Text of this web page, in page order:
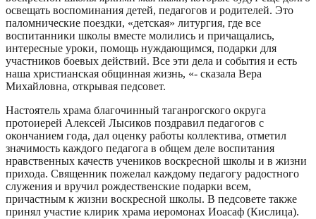
освещать воспоминания детей, педагогов и родителей. Это
паломнические поездки, «детская» литургия, где все
воспитанники школы вместе молились и причащались,
интересные уроки, помощь нуждающимся, подарки для
участников боевых действий. Все эти дела и события и есть
наша христианская общинная жизнь, «- сказала Вера
Михайловна, открывая педсовет.
Настоятель храма благочинный таганрогского округа
протоиерей Алексей Лысиков поздравил педагогов с
окончанием года, дал оценку работы коллектива, отметил
значимость каждого педагога в общем деле воспитания
нравственных качеств учеников воскресной школы и в жизни
прихода. Священник пожелал каждому педагогу радостного
служения и вручил рождественские подарки всем,
причастным к жизни воскресной школы. В педсовете также
принял участие клирик храма иеромонах Иоасаф (Кислица).